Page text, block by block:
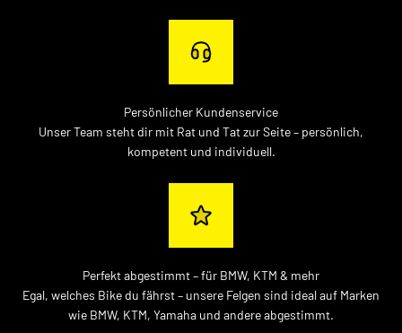
Persönlicher Kundenservice
Unser Team steht dir mit Rat und Tat zur Seite – persönlich,
kompetent und individuell.
Perfekt abgestimmt – für BMW, KTM & mehr
Egal, welches Bike du fährst – unsere Felgen sind ideal auf Marken
wie BMW, KTM, Yamaha und andere abgestimmt.